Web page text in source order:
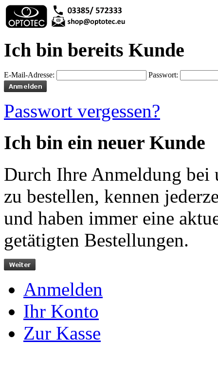
Ich bin bereits Kunde
E-Mail-Adresse: Passwort:
Passwort vergessen?
Ich bin ein neuer Kunde
Durch Ihre Anmeldung bei
zu bestellen, kennen
und haben immer eine
getätigten Bestellungen.
Anmelden
Ihr Konto
Zur Kasse